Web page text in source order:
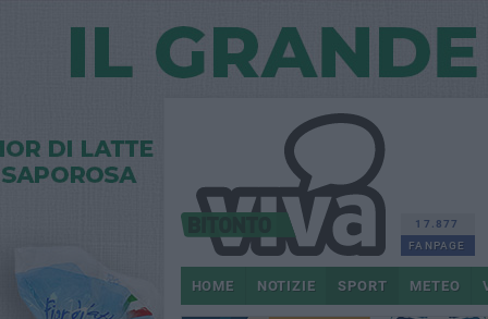
17.877
FANPAGE
HOME NOTIZIE SPORT METEO